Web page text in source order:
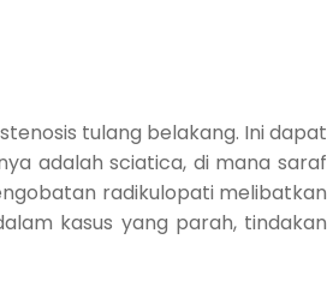
tulang belakang. Ini dapat
adalah sciatica, di mana saraf
radikulopati melibatkan
kasus yang parah, tindakan